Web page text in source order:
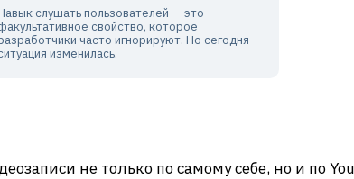
слушать пользователей — это
свойство, которое
часто игнорируют. Но сегодня
изменилась.
не только по самому себе, но и по